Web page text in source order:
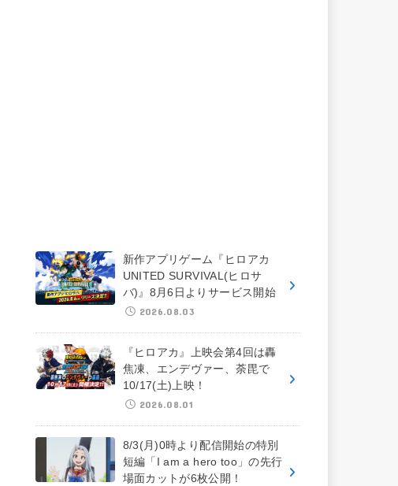
新作アプリゲーム『ヒロアカ
UNITED SURVIVAL(ヒロサ
バ)』8月6日よりサービス開始
2026.08.03
『ヒロアカ』上映会第4回は轟
焦凍、エンデヴァー、荼毘で
10/17(土)上映！
2026.08.01
8/3(月)0時より配信開始の特別
短編「I am a hero too」の先行
場面カットが6枚公開！